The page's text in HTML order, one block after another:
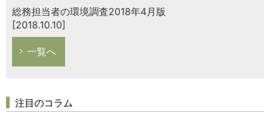
総務担当者の環境調査2018年4月版
[2018.10.10]
一覧へ
注目のコラム